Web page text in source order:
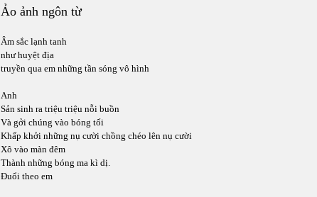
Ảo ảnh ngôn từ
Âm sắc lạnh tanh
như huyệt địa
truyền qua em những tần sóng vô hình
Anh
Sản sinh ra triệu triệu nỗi buồn
Và gởi chúng vào bóng tối
Khấp khởi những nụ cười chồng chéo lên nụ cười
Xô vào màn đêm
Thành những bóng ma kì dị.
Đuổi theo em